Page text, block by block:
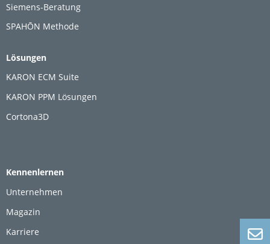
Siemens-Beratung
SPAHŌN Methode
Lösungen
KARON ECM Suite
KARON PPM Lösungen
Cortona3D
Kennenlernen
Unternehmen
Magazin
Karriere